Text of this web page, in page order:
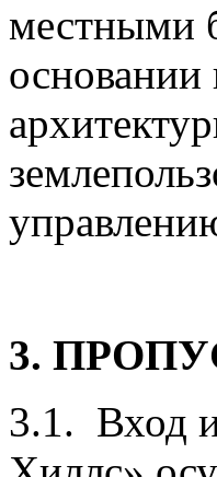
местными
основании
3.
3.1. Вход и